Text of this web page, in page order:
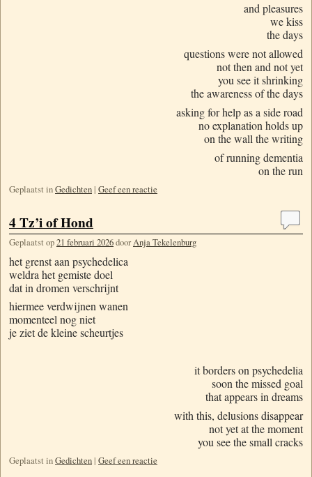
and pleasures
we kiss
the days
questions were not allowed
not then and not yet
you see it shrinking
the awareness of the days
asking for help as a side road
no explanation holds up
on the wall the writing
of running dementia
on the run
Geplaatst inGedichten | Geef een reactie
4 Tz’i of Hond
Geplaatst op21 februari 2026doorAnja Tekelenburg
het grenst aan psychedelica
weldra het gemiste doel
dat in dromen verschrijnt
hiermee verdwijnen wanen
momenteel nog niet
je ziet de kleine scheurtjes
it borders on psychedelia
soon the missed goal
that appears in dreams
with this, delusions disappear
not yet at the moment
you see the small cracks
Geplaatst inGedichten | Geef een reactie